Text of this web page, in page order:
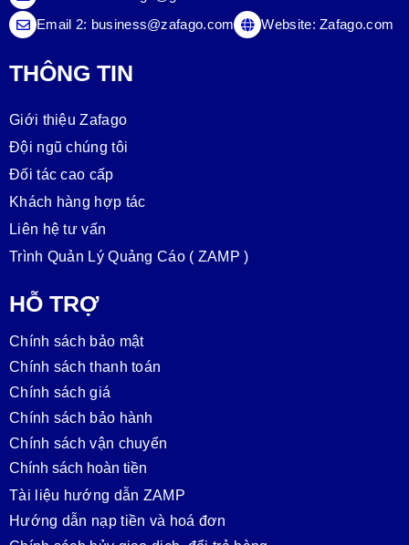
Email 2: business@zafago.com Website:Zafago.com
THÔNG TIN
Giới thiệu Zafago
Đội ngũ chúng tôi
Đối tác cao cấp
Khách hàng hợp tác
Liên hệ tư vấn
Trình Quản Lý Quảng Cáo ( ZAMP )
HỖ TRỢ
Chính sách bảo mật
Chính sách thanh toán
Chính sách giá
Chính sách bảo hành
Chính sách vận chuyển
Chính sách hoàn tiền
Tài liệu hướng dẫn ZAMP
Hướng dẫn nạp tiền và hoá đơn